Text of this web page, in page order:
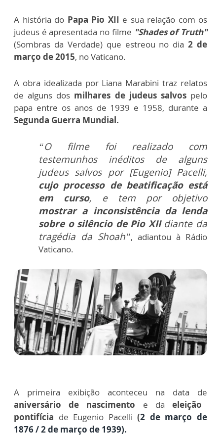
A história do Papa Pio XII e sua relação com os
judeus é apresentada no filme "Shades of Truth"
(Sombras da Verdade) que estreou no dia2 de
março de 2015, no Vaticano.
A obra idealizada por Liana Marabini traz relatos
de alguns dos milhares de judeus salvospelo
papa entre os anos de 1939 e 1958, durante a
Segunda Guerra Mundial.
“O filme foi realizado com
testemunhos inéditos de alguns
judeus salvos por [Eugenio] Pacelli,
cujo processo de beatificação está
em curso, e tem por objetivo
mostrar a inconsistência da lenda
sobre o silêncio de Pio XII diante da
tragédia da Shoah”, adiantou à Rádio
Vaticano.
A primeira exibição aconteceu na data de
aniversário de nascimento e da eleição
pontifícia de Eugenio Pacelli(2 de março de
1876 /2 de março de 1939).